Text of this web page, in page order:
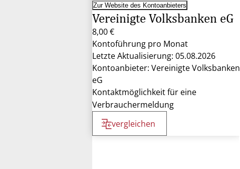
Zur Website des Kontoanbieters
Vereinigte Volksbanken eG
8,00 €
Kontoführung pro Monat
Letzte Aktualisierung: 05.08.2026
Kontoanbieter: Vereinigte Volksbanken
eG
Kontaktmöglichkeit für eine
Verbrauchermeldung
vergleichen